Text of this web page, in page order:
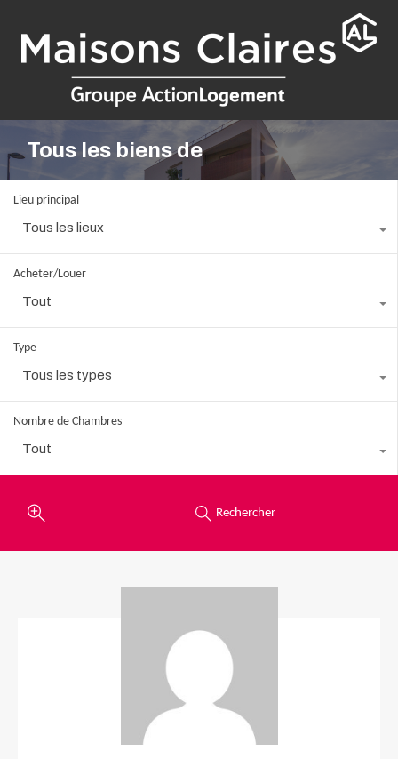
Tous les biens de
Lieu principal
Tous les lieux
Acheter/Louer
Tout
Type
Tous les types
Nombre de Chambres
Tout
Rechercher